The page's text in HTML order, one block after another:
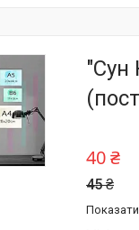
"Сун
45 ₴
40 ₴
Показати